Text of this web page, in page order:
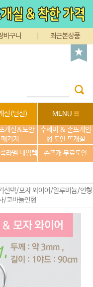
바구니 최근본상품
실(털실) MENU
개실&도안
패키지
수세미 & 손뜨개인
형 도안 뜨개실
라벨 네임텍 손뜨개 무료도안
택/모자 와이어/알루미늄/인형
/코바늘인형